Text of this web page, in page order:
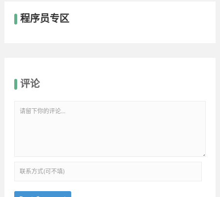
程序员专区
评论